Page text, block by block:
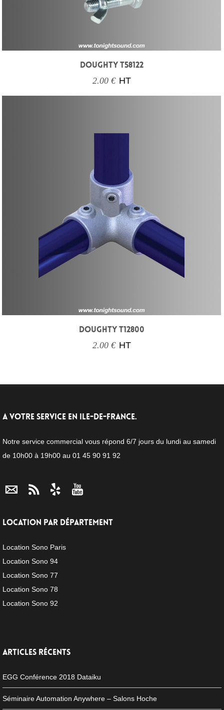
DOUGHTY T58122
2.00 € HT
DOUGHTY T12800
2.00 € HT
A VOTRE SERVICE EN ILE-DE-FRANCE.
Notre service commercial vous répond 6/7 jours du lundi au samedi
de 10h00 à 19h00 au 01 45 90 91 92
LOCATION PAR DÉPARTEMENT
Location Sono Paris
Location Sono 94
Location Sono 77
Location Sono 78
Location Sono 92
ARTICLES RÉCENTS
EGG Conférence 2018 Dataiku
Séminaire Automation Anywhere – Salons Hoche